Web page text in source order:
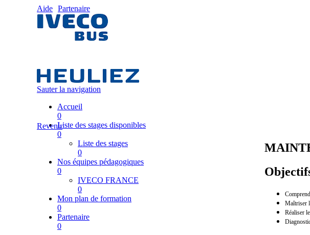
Aide Partenaire
Sauter la navigation
Accueil
0
Liste des stages disponibles
0
Liste des stages
0
Nos équipes pédagogiques
0
IVECO FRANCE
0
Mon plan de formation
0
Partenaire
0
Revenir
Maîtriser
Réaliser